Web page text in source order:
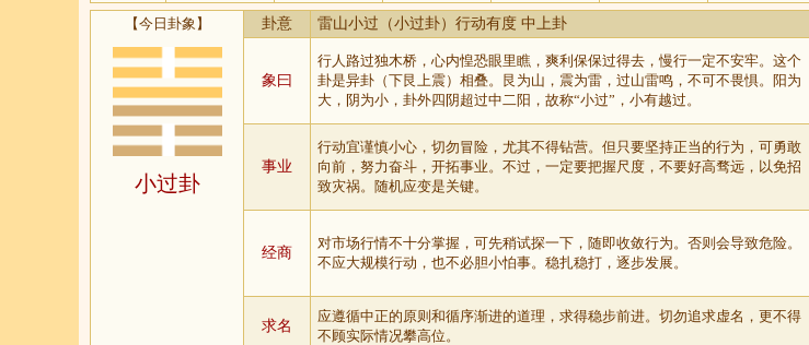
【今日卦象】
小过卦
卦意 雷山小过（小过卦）行动有度 中上卦
象曰
行人路过独木桥，心内惶恐眼里瞧，爽利保保过得去，慢行一定不安牢。这个
卦是异卦（下艮上震）相叠。艮为山，震为雷，过山雷鸣，不可不畏惧。阳为
大，阴为小，卦外四阴超过中二阳，故称“小过”，小有越过。
事业
行动宜谨慎小心，切勿冒险，尤其不得钻营。但只要坚持正当的行为，可勇敢
向前，努力奋斗，开拓事业。不过，一定要把握尺度，不要好高骛远，以免招
致灾祸。随机应变是关键。
经商
对市场行情不十分掌握，可先稍试探一下，随即收敛行为。否则会导致危险。
不应大规模行动，也不必胆小怕事。稳扎稳打，逐步发展。
求名
应遵循中正的原则和循序渐进的道理，求得稳步前进。切勿追求虚名，更不得
不顾实际情况攀高位。